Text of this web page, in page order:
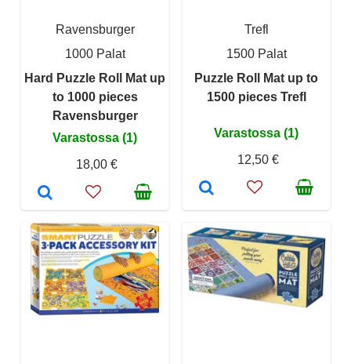
Ravensburger
1000 Palat
Hard Puzzle Roll Mat up
to 1000 pieces
Ravensburger
Varastossa (1)
18,00 €
Trefl
1500 Palat
Puzzle Roll Mat up to
1500 pieces Trefl
Varastossa (1)
12,50 €